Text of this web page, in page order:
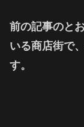
前の記事のと
いる商店街で
す。